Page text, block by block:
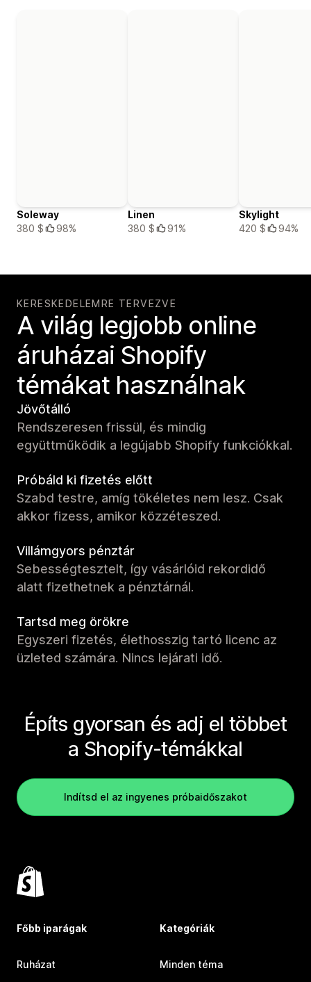
Soleway
380 $
98%
Linen
380 $
91%
Skylight
420 $
94%
KERESKEDELEMRE TERVEZVE
A világ legjobb online
áruházai Shopify
témákat használnak
Jövőtálló
Rendszeresen frissül, és mindig
együttműködik a legújabb Shopify funkciókkal.
Próbáld ki fizetés előtt
Szabd testre, amíg tökéletes nem lesz. Csak
akkor fizess, amikor közzéteszed.
Villámgyors pénztár
Sebességtesztelt, így vásárlóid rekordidő
alatt fizethetnek a pénztárnál.
Tartsd meg örökre
Egyszeri fizetés, élethosszig tartó licenc az
üzleted számára. Nincs lejárati idő.
Építs gyorsan és adj el többet
a Shopify-témákkal
Indítsd el az ingyenes próbaidőszakot
Főbb iparágak
Ruházat
Kategóriák
Minden téma